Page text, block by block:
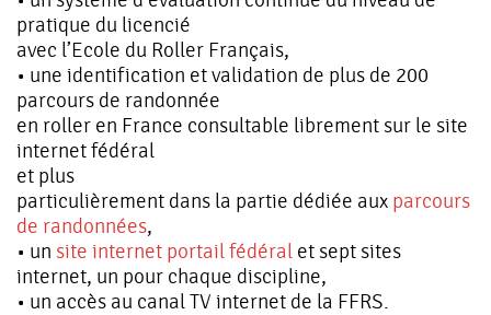
pratique du licencié
avec l’Ecole du Roller Français,
• une identification et validation de plus de 200
parcours de randonnée
en roller en France consultable librement sur le site
internet fédéral
et plus
particulièrement dans la partie dédiée aux parcours
de randonnées,
• un site internet portail fédéralet sept sites
internet, un pour chaque discipline,
• un accès au canal TV internet de la FFRS.